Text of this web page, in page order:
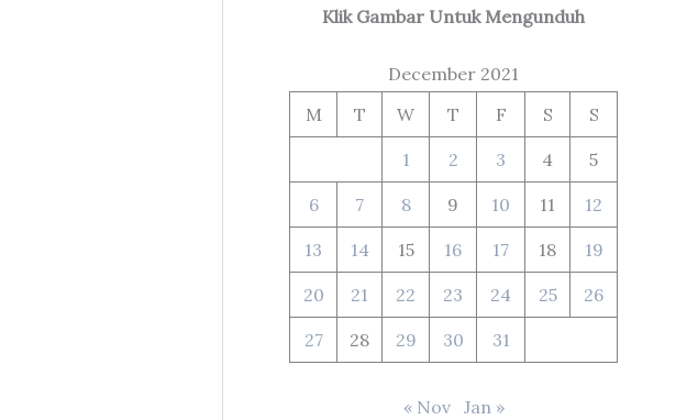
Klik Gambar Untuk Mengunduh
December 2021
M
T W T F S S
1 2 3 4 5
6 7 8 9 10 11 12
13 14 15 16 17 18 19
20 21 22 23 24 25 26
27 28 29 30 31
« Nov Jan »